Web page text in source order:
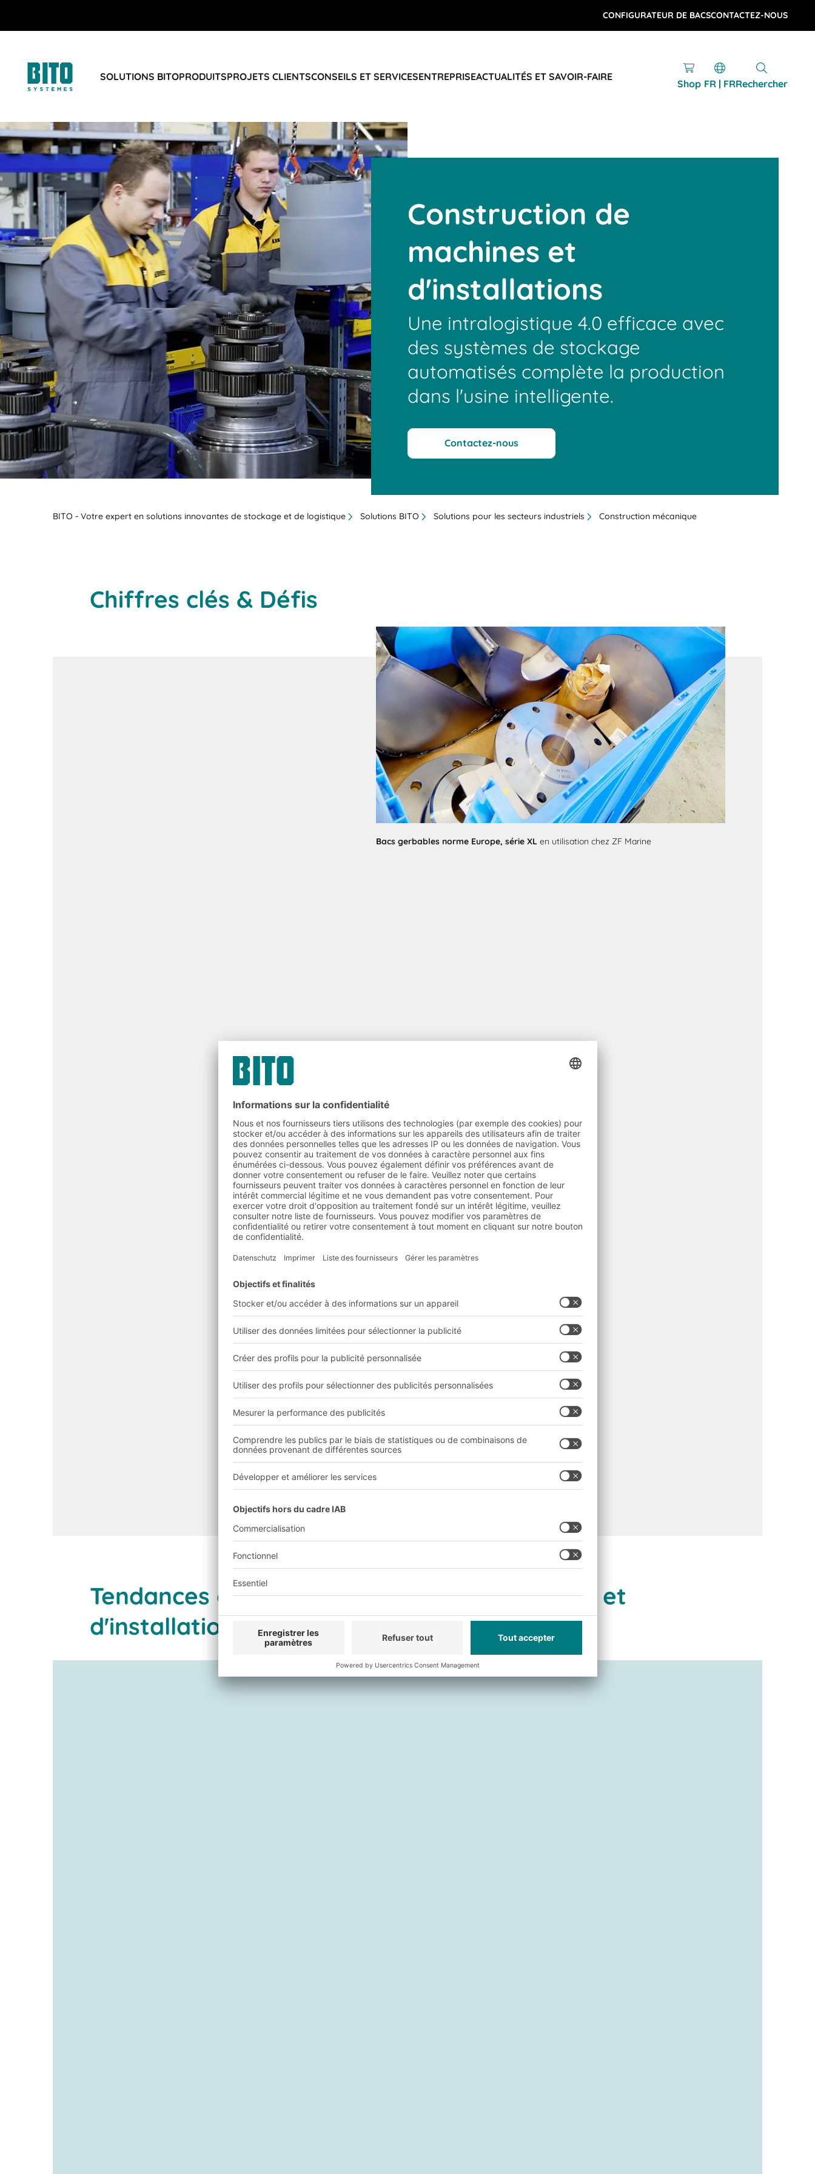
CONFIGURATEUR DE BACSCONTACTEZ-NOUS
SOLUTIONS BITOPRODUITSPROJETS CLIENTSCONSEILS ET SERVICESENTREPRISEACTUALITÉS ET SAVOIR-FAIRE
Shop FR | FRRechercher
BIT O
Construction de
machines et
d'installations
Une intralogistique 4.0 efficace avec
des systèmes de stockage
automatisés complète la production
dans l'usine intelligente.
Contactez-nous
BITO - Votre expert en solutions innovantes de stockage et de logistique Solutions BITO Solutions pour les secteurs industriels Construction mécanique
Chiffres clés & Défis
Bacs gerbables norme Europe, série XLen utilisation chez ZF Marine
Tendances dans la construction de machines et
d'installations